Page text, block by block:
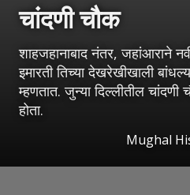
चांदणी चौक
शाहजहानाबाद नंतर, जहांआराने
इमारती तिच्या देखरेखीखाली
म्हणतात. जुन्या दिल्लीतील
होता.
Mughal